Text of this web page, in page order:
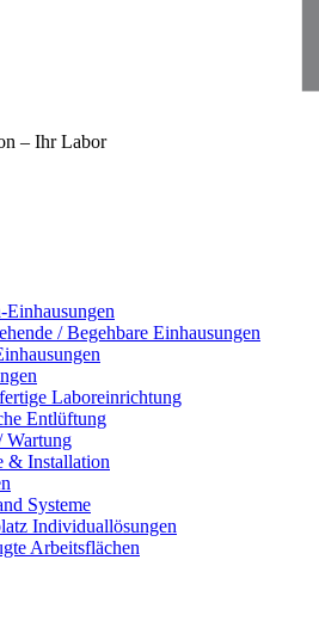
– Ihr Labor
/ Begehbare Einhausungen
Laboreinrichtung
Entlüftung
Wartung
& Installation
Systeme
Individuallösungen
Arbeitsflächen